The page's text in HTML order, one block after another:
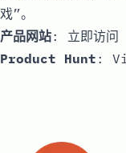
戏”。
产品网站: 立即访问
Product Hunt :